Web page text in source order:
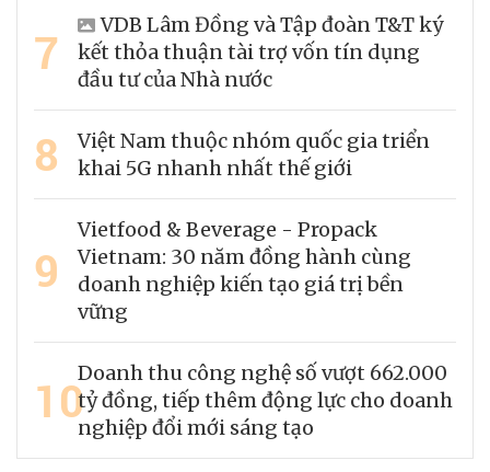
7
VDB Lâm Đồng và Tập đoàn T&T ký
kết thỏa thuận tài trợ vốn tín dụng
đầu tư của Nhà nước
8
Việt Nam thuộc nhóm quốc gia triển
khai 5G nhanh nhất thế giới
9
Vietfood & Beverage - Propack
Vietnam: 30 năm đồng hành cùng
doanh nghiệp kiến tạo giá trị bền
vững
10Doanh thu công nghệ số vượt 662.000
tỷ đồng, tiếp thêm động lực cho doanh
nghiệp đổi mới sáng tạo